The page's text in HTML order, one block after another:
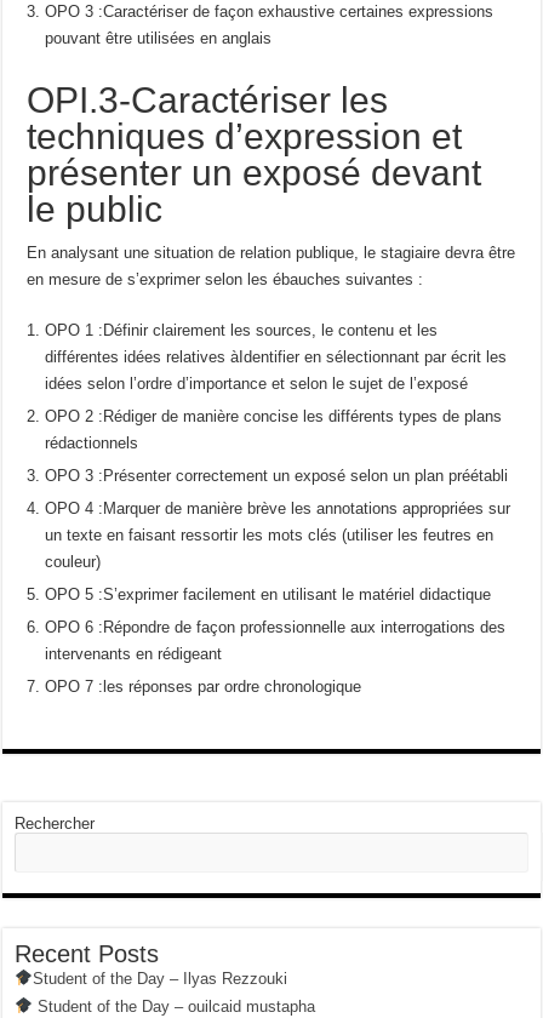
OPO 3 :Caractériser de façon exhaustive certaines expressions
pouvant être utilisées en anglais
OPI.3-Caractériser les
techniques d’expression et
présenter un exposé devant
le public
En analysant une situation de relation publique, le stagiaire devra être
en mesure de s’exprimer selon les ébauches suivantes :
OPO 1 :Définir clairement les sources, le contenu et les
différentes idées relatives àIdentifier en sélectionnant par écrit les
idées selon l’ordre d’importance et selon le sujet de l’exposé
OPO 2 :Rédiger de manière concise les différents types de plans
rédactionnels
OPO 3 :Présenter correctement un exposé selon un plan préétabli
OPO 4 :Marquer de manière brève les annotations appropriées sur
un texte en faisant ressortir les mots clés (utiliser les feutres en
couleur)
OPO 5 :S’exprimer facilement en utilisant le matériel didactique
OPO 6 :Répondre de façon professionnelle aux interrogations des
intervenants en rédigeant
OPO 7 :les réponses par ordre chronologique
Rechercher
Recent Posts
Student of the Day – Ilyas Rezzouki
Student of the Day – ouilcaid mustapha